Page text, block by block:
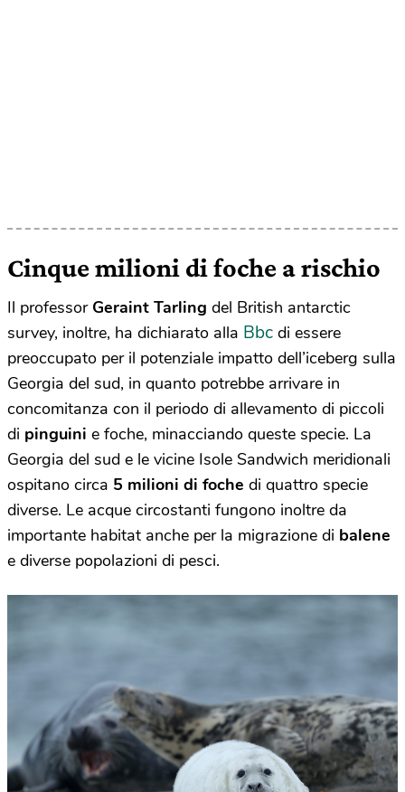
Cinque milioni di foche a rischio
Il professor Geraint Tarling del British antarctic
survey, inoltre, ha dichiarato alla Bbc di essere
preoccupato per il potenziale impatto dell’iceberg sulla
Georgia del sud, in quanto potrebbe arrivare in
concomitanza con il periodo di allevamento di piccoli
di pinguini e foche, minacciando queste specie. La
Georgia del sud e le vicine Isole Sandwich meridionali
ospitano circa 5 milioni di foche di quattro specie
diverse. Le acque circostanti fungono inoltre da
importante habitat anche per la migrazione di balene
e diverse popolazioni di pesci.